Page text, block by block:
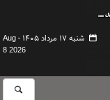
شنبه ۱۷ مرداد ۱۴۰۵ -
Aug
8 2026